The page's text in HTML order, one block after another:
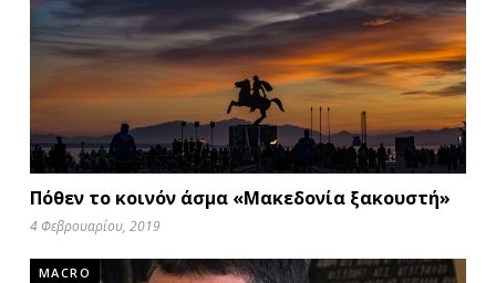
Πόθεν το κοινόν άσμα «Μακεδονία ξακουστή»
4 Φεβρουαρίου, 2019
MACRO